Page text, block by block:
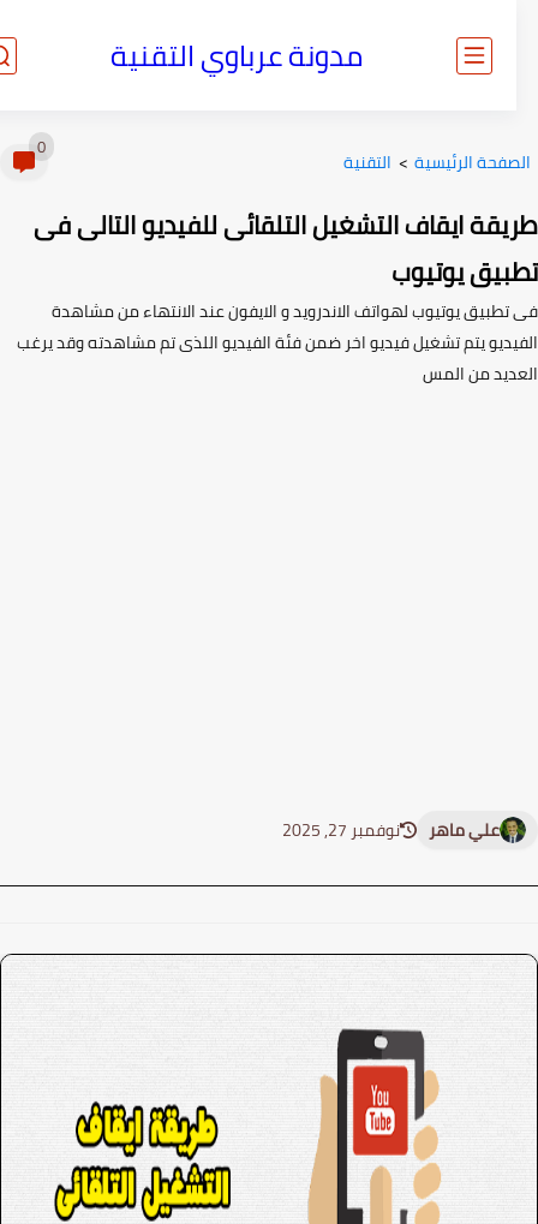
مدونة عرباوي التقنية
الرئيسية> التقنية
ايقاف التشغيل التلقائى للفيديو التالى فى
يوتيوب
يوتيوب لهواتف الاندرويد و الايفون عند الانتهاء من مشاهدة
يتم تشغيل فيديو اخر ضمن فئة الفيديو اللذى تم مشاهدته وقد يرغب
من المس
علي ماهر نوفمبر 27, 2025